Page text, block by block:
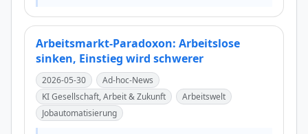
Arbeitsmarkt-Paradoxon: Arbeitslose
sinken, Einstieg wird schwerer
2026-05-30
Ad-hoc-News
KI Gesellschaft, Arbeit & Zukunft
Arbeitswelt
Jobautomatisierung